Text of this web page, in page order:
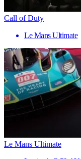
Call of Duty
Le Mans Ultimate
Le Mans Ultimate